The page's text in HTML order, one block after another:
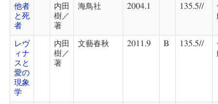
他者
と死
者
内田
樹／
著
海鳥社 2004.1 135.5//
レヴ
ィナ
スと
愛の
現象
学
内田
樹／
著
文藝春秋 2011.9 B 135.5//